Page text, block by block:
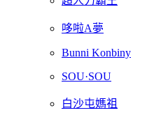
哆啦A夢
Bunni Konbiny
SOU·SOU
白沙屯媽祖